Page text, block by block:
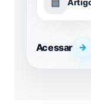
▤
Acessar →